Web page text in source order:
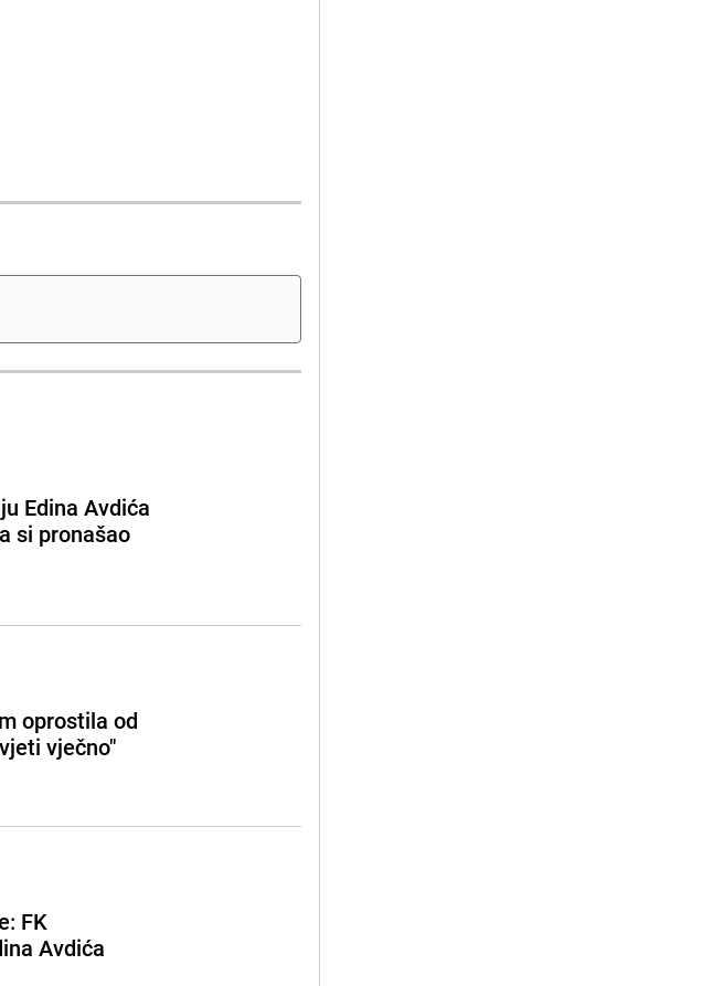
Edina Avdića
si pronašao
oprostila od
vječno"
FK
Avdića